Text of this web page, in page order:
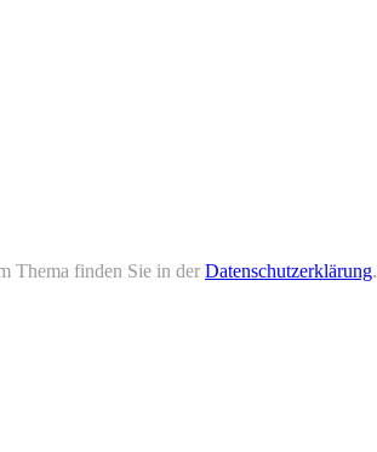
Thema finden Sie in der Datenschutzerklärung.